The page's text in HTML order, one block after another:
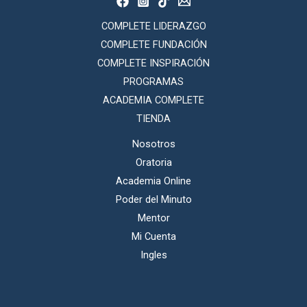
COMPLETE LIDERAZGO
COMPLETE FUNDACIÓN
COMPLETE INSPIRACIÓN
PROGRAMAS
ACADEMIA COMPLETE
TIENDA
Nosotros
Oratoria
Academia Online
Poder del Minuto
Mentor
Mi Cuenta
Ingles